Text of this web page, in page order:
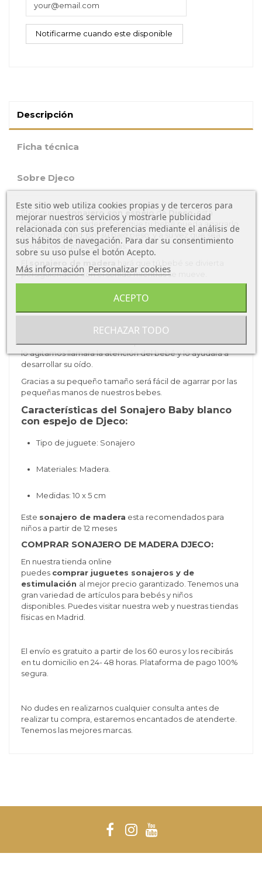
Descripción
Ficha técnica
Sobre Djeco
El pequeño sonajero con espejo de Djeco , está
fabricado con madera, para que tu bebé pueda agarrarlo
con comodidad, por su bajo peso, y a su vez que sea
resistente a golpes y caídas.
persiguiéndolo con el sonido mientras se mueve.
en el interior de sus pétalos perfecto para que el bebé
disfrute del sonido. El sonido que hace cuando
lo agitamos llamara la atención del bebé y lo ayudara a
desarrollar su oído.
Gracias a su pequeño tamaño será fácil de agarrar por las
pequeñas manos de nuestros bebes.
Características del Sonajero Baby blanco
con espejo de Djeco:
Tipo de juguete: Sonajero
Materiales: Madera.
Medidas: 10 x 5 cm
Este sonajero de madera esta recomendados para
niños a partir de 12 meses
COMPRAR SONAJERO DE MADERA DJECO:
En nuestra tienda online
puedes comprar juguetes sonajeros y de
estimulación al mejor precio garantizado. Tenemos una
gran variedad de artículos para bebés y niños
disponibles. Puedes visitar nuestra web y nuestras tiendas
físicas en Madrid.
El envío es gratuito a partir de los 60 euros y los recibirás
en tu domicilio en 24- 48 horas. Plataforma de pago 100%
segura.
No dudes en realizarnos cualquier consulta antes de
realizar tu compra, estaremos encantados de atenderte.
Tenemos las mejores marcas.
Este sitio web utiliza cookies propias y de terceros para
mejorar nuestros servicios y mostrarle publicidad
relacionada con sus preferencias mediante el análisis de
sus hábitos de navegación. Para dar su consentimiento
sobre su uso pulse el botón Acepto.
Más información Personalizar cookies
RECHAZAR TODO
ACEPTO